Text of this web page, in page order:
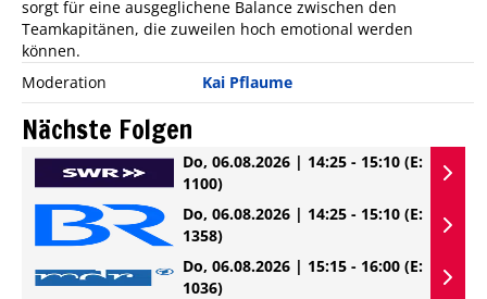
sorgt für eine ausgeglichene Balance zwischen den
Teamkapitänen, die zuweilen hoch emotional werden
können.
Moderation
Kai Pflaume
Nächste Folgen
Do, 06.08.2026 | 14:25 - 15:10 (E:
1100)
Do, 06.08.2026 | 14:25 - 15:10 (E:
1358)
Do, 06.08.2026 | 15:15 - 16:00 (E:
1036)